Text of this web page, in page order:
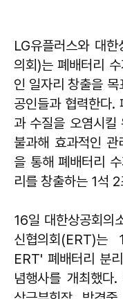
LG유플러스와 대
의회)는 폐배터리
인 일자리 창출을
공인들과 협력한다.
과 수질을 오염시
불과해 효과적인
을 통해 폐배터리
리를 창출하는 1석
16일 대한상공회의
신협의회(ERT)
ERT' 폐배터리 분
념행사를 개최했다